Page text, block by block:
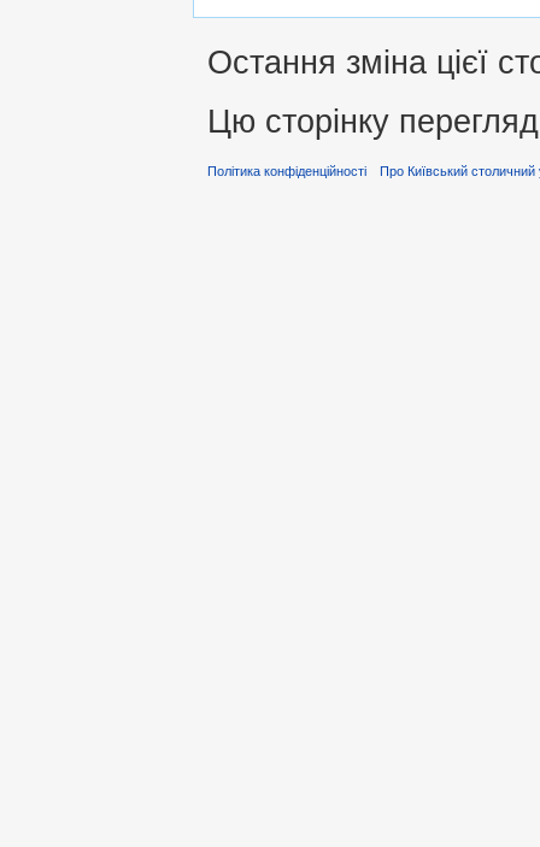
Остання зміна цієї
Цю сторінку
Політика конфіденційності Про Київський столичний